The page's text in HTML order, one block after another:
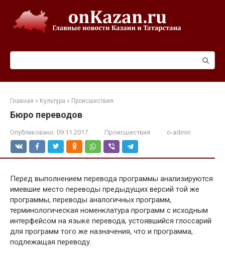
контенту
Главная » Культура » Происшествия
Бюро переводов
Опубликовано: 09.11.2017 Происшествия o-admin
Перед выполнением перевода программы анализируются
имевшие место переводы предыдущих версий той же
программы, переводы аналогичных программ,
терминологическая номенклатура программ с исходным
интерфейсом на языке перевода, устоявшийся глоссарий
для программ того же назначения, что и программа,
подлежащая переводу.